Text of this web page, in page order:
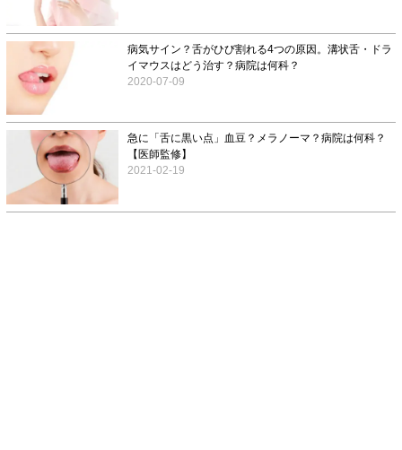
病気サイン？舌がひび割れる4つの原因。溝状舌・ドラ
イマウスはどう治す？病院は何科？
2020-07-09
急に「舌に黒い点」血豆？メラノーマ？病院は何科？
【医師監修】
2021-02-19